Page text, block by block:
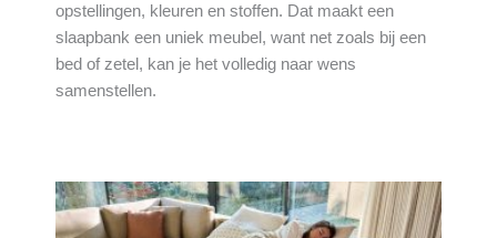
opstellingen, kleuren en stoffen. Dat maakt een
slaapbank een uniek meubel, want net zoals bij een
bed of zetel, kan je het volledig naar wens
samenstellen.